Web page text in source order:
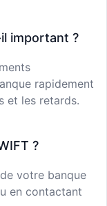
important ?
rapidement
et les retards.
?
votre banque
en contactant